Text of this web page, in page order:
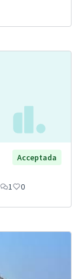
Acceptada
1 0